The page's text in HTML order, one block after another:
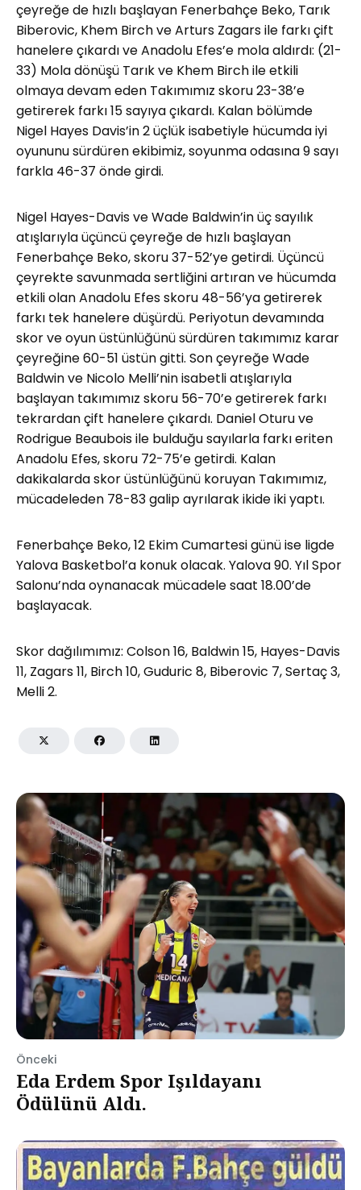
çeyreğe de hızlı başlayan Fenerbahçe Beko, Tarık
Biberovic, Khem Birch ve Arturs Zagars ile farkı çift
hanelere çıkardı ve Anadolu Efes’e mola aldırdı: (21-
33) Mola dönüşü Tarık ve Khem Birch ile etkili
olmaya devam eden Takımımız skoru 23-38’e
getirerek farkı 15 sayıya çıkardı. Kalan bölümde
Nigel Hayes Davis’in 2 üçlük isabetiyle hücumda iyi
oyununu sürdüren ekibimiz, soyunma odasına 9 sayı
farkla 46-37 önde girdi.
Nigel Hayes-Davis ve Wade Baldwin’in üç sayılık
atışlarıyla üçüncü çeyreğe de hızlı başlayan
Fenerbahçe Beko, skoru 37-52’ye getirdi. Üçüncü
çeyrekte savunmada sertliğini artıran ve hücumda
etkili olan Anadolu Efes skoru 48-56’ya getirerek
farkı tek hanelere düşürdü. Periyotun devamında
skor ve oyun üstünlüğünü sürdüren takımımız karar
çeyreğine 60-51 üstün gitti. Son çeyreğe Wade
Baldwin ve Nicolo Melli’nin isabetli atışlarıyla
başlayan takımımız skoru 56-70’e getirerek farkı
tekrardan çift hanelere çıkardı. Daniel Oturu ve
Rodrigue Beaubois ile bulduğu sayılarla farkı eriten
Anadolu Efes, skoru 72-75’e getirdi. Kalan
dakikalarda skor üstünlüğünü koruyan Takımımız,
mücadeleden 78-83 galip ayrılarak ikide iki yaptı.
Fenerbahçe Beko, 12 Ekim Cumartesi günü ise ligde
Yalova Basketbol’a konuk olacak. Yalova 90. Yıl Spor
Salonu’nda oynanacak mücadele saat 18.00’de
başlayacak.
Skor dağılımımız: Colson 16, Baldwin 15, Hayes-Davis
11, Zagars 11, Birch 10, Guduric 8, Biberovic 7, Sertaç 3,
Melli 2.
Önceki
Eda Erdem Spor Işıldayanı
Ödülünü Aldı.